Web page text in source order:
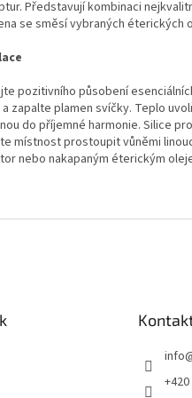
Představují kombinaci
se směsí vybraných éterických
pozitivního působení
zapalte plamen svíčky. Teplo
do příjemné harmonie. Silice
místnost prostoupit vůněmi
nebo nakapaným éterickým
info